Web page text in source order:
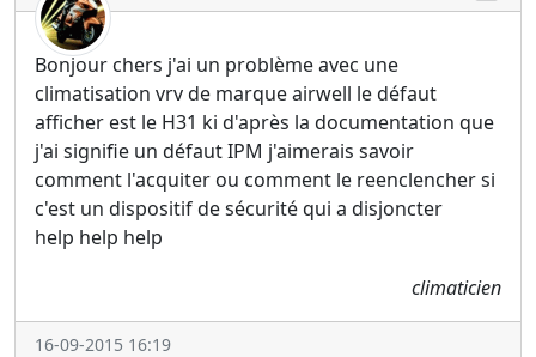
Bonjour chers j'ai un problème avec une
climatisation vrv de marque airwell le défaut
afficher est le H31 ki d'après la documentation que
j'ai signifie un défaut IPM j'aimerais savoir
comment l'acquiter ou comment le reenclencher si
c'est un dispositif de sécurité qui a disjoncter
help help help
climaticien
16-09-2015 16:19